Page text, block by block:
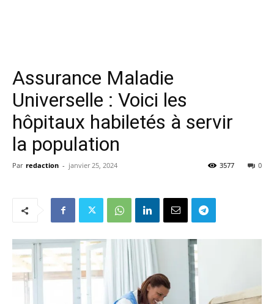
Assurance Maladie
Universelle : Voici les
hôpitaux habiletés à servir
la population
Par redaction - janvier 25, 2024 0
3577